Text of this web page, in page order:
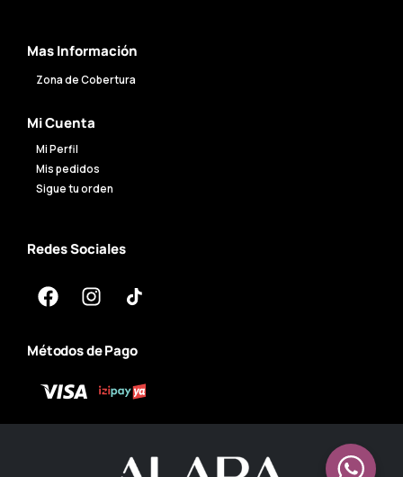
Mas Información
Zona de Cobertura
Mi Cuenta
Mi Perfil
Mis pedidos
Sigue tu orden
Redes Sociales
Métodos de Pago